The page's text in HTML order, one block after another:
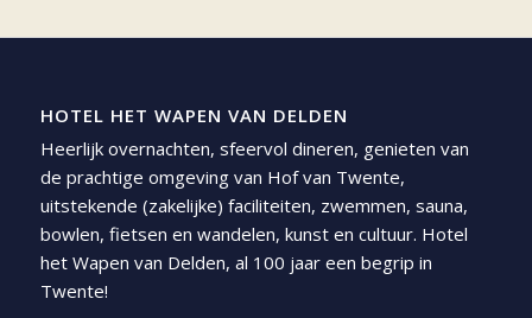
HOTEL HET WAPEN VAN DELDEN
Heerlijk overnachten, sfeervol dineren, genieten van
de prachtige omgeving van Hof van Twente,
uitstekende (zakelijke) faciliteiten, zwemmen, sauna,
bowlen, fietsen en wandelen, kunst en cultuur. Hotel
het Wapen van Delden, al 100 jaar een begrip in
Twente!